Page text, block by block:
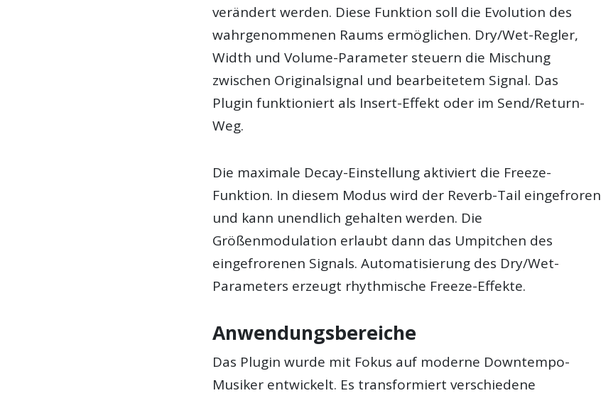
verändert werden. Diese Funktion soll die Evolution des
wahrgenommenen Raums ermöglichen. Dry/Wet-Regler,
Width und Volume-Parameter steuern die Mischung
zwischen Originalsignal und bearbeitetem Signal. Das
Plugin funktioniert als Insert-Effekt oder im Send/Return-
Weg.
Die maximale Decay-Einstellung aktiviert die Freeze-
Funktion. In diesem Modus wird der Reverb-Tail eingefroren
und kann unendlich gehalten werden. Die
Größenmodulation erlaubt dann das Umpitchen des
eingefrorenen Signals. Automatisierung des Dry/Wet-
Parameters erzeugt rhythmische Freeze-Effekte.
Anwendungsbereiche
Das Plugin wurde mit Fokus auf moderne Downtempo-
Musiker entwickelt. Es transformiert verschiedene